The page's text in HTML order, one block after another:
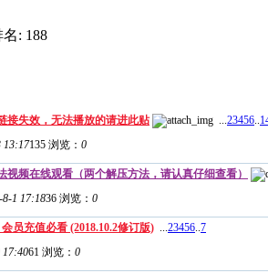
名: 188
接失效，无法播放的请进此贴 23456
13:17135 浏览： 0
视频在线观看（两个解压方法，请认真仔细查看）
8-1 17:1836 浏览： 0
员充值必看 (2018.10.2修订版) 23456 7
17:4061 浏览： 0